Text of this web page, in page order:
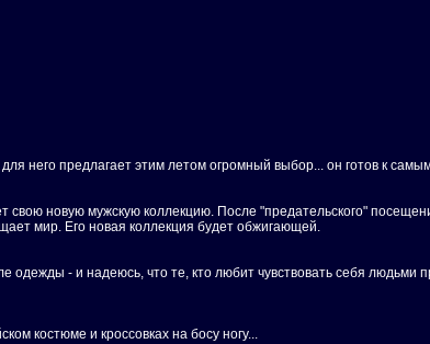
него предлагает этим летом огромный выбор... он готов к
свою новую мужскую коллекцию. После "предательского"
мир. Его новая коллекция будет обжигающей.
одежды - и надеюсь, что те, кто любит чувствовать себя
костюме и кроссовках на босу ногу...